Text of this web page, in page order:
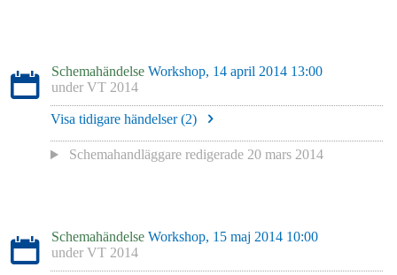
Schemahändelse Workshop, 14 april 2014 13:00
under VT 2014
Visa tidigare händelser (2)
Schemahandläggare redigerade 20 mars 2014
Schemahändelse Workshop, 15 maj 2014 10:00
under VT 2014